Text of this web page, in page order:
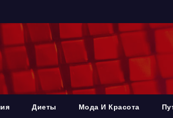
Диеты Мода И Красота